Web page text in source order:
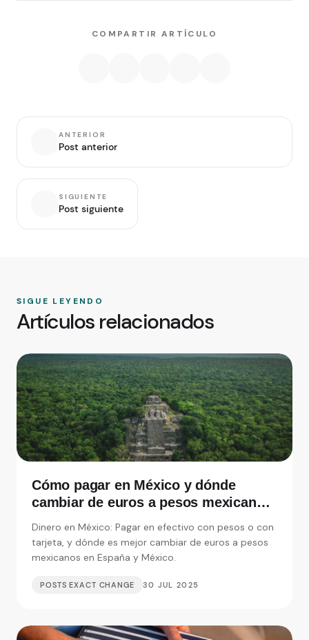
COMPARTIR ARTÍCULO
ANTERIOR
Post anterior
SIGUIENTE
Post siguiente
SIGUE LEYENDO
Artículos relacionados
Cómo pagar en México y dónde
cambiar de euros a pesos mexicanos
Dinero en México: Pagar en efectivo con pesos o con
tarjeta, y dónde es mejor cambiar de euros a pesos
mexicanos en España y México.
POSTS EXACT CHANGE 30 JUL 2025